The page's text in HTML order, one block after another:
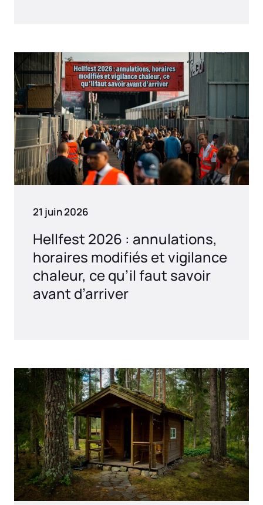
21 juin 2026
Hellfest 2026 : annulations,
horaires modifiés et vigilance
chaleur, ce qu’il faut savoir
avant d’arriver